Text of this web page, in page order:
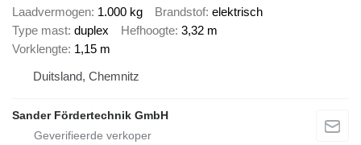
Laadvermogen 1.000 kg Brandstof elektrisch
Type mast duplex Hefhoogte 3,32 m
Vorklengte 1,15 m
Duitsland, Chemnitz
Sander Fördertechnik GmbH